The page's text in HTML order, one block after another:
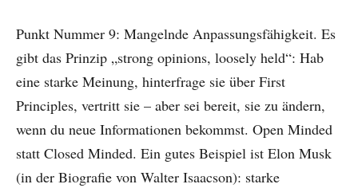
Punkt Nummer 9: Mangelnde Anpassungsfähigkeit. Es
gibt das Prinzip „strong opinions, loosely held“: Hab
eine starke Meinung, hinterfrage sie über First
Principles, vertritt sie – aber sei bereit, sie zu ändern,
wenn du neue Informationen bekommst. Open Minded
statt Closed Minded. Ein gutes Beispiel ist Elon Musk
(in der Biografie von Walter Isaacson): starke